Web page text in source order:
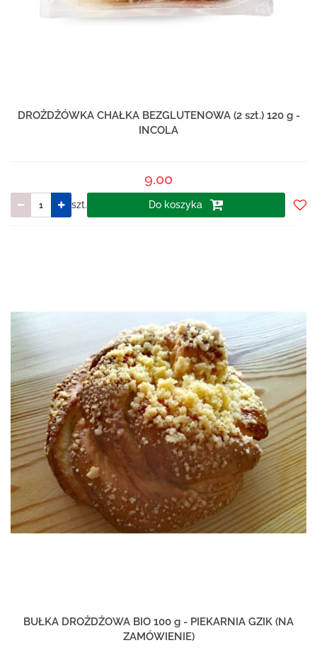
DROŻDŻÓWKA CHAŁKA BEZGLUTENOWA (2 szt.) 120 g -
INCOLA
9.00
szt. Do koszyka
BUŁKA DROŻDŻOWA BIO 100 g - PIEKARNIA GZIK (NA
ZAMÓWIENIE)